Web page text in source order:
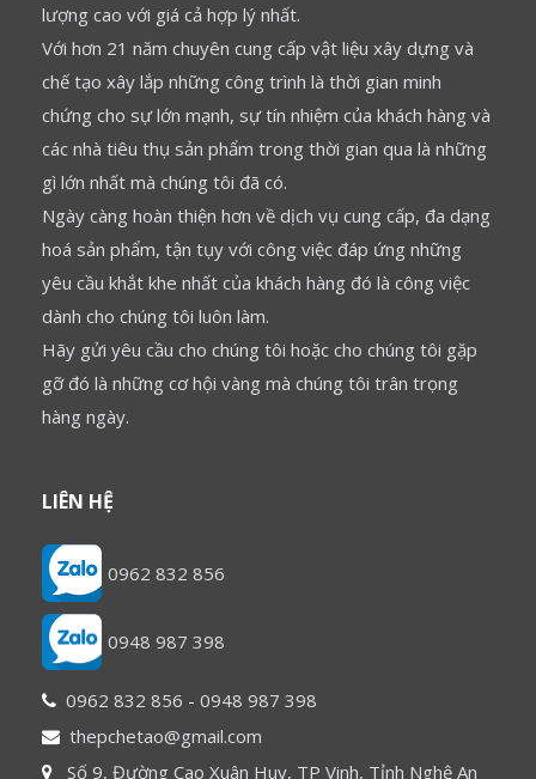
lượng cao với giá cả hợp lý nhất.
Với hơn 21 năm chuyên cung cấp vật liệu xây dựng và
chế tạo xây lắp những công trình là thời gian minh
chứng cho sự lớn mạnh, sự tín nhiệm của khách hàng và
các nhà tiêu thụ sản phẩm trong thời gian qua là những
gì lớn nhất mà chúng tôi đã có.
Ngày càng hoàn thiện hơn về dịch vụ cung cấp, đa dạng
hoá sản phẩm, tận tụy với công việc đáp ứng những
yêu cầu khắt khe nhất của khách hàng đó là công việc
dành cho chúng tôi luôn làm.
Hãy gửi yêu cầu cho chúng tôi hoặc cho chúng tôi gặp
gỡ đó là những cơ hội vàng mà chúng tôi trân trọng
hàng ngày.
LIÊN HỆ
0962 832 856
0948 987 398
0962 832 856 - 0948 987 398
thepchetao@gmail.com
Số 9, Đường Cao Xuân Huy, TP Vinh, Tỉnh Nghệ An